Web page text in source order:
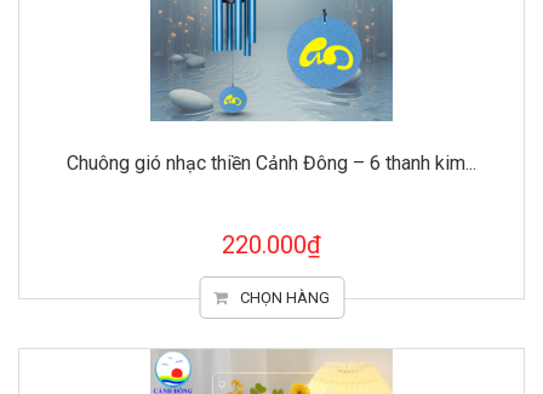
Chuông gió nhạc thiền Cảnh Đông – 6 thanh kim...
220.000₫
CHỌN HÀNG